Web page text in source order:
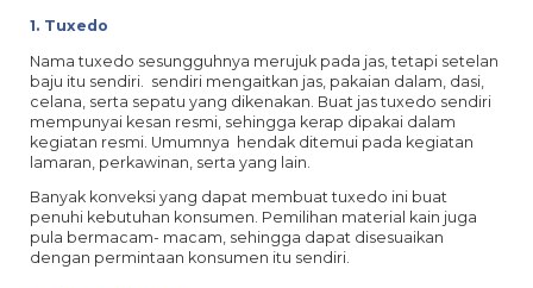
1. Tuxedo
Nama tuxedo sesungguhnya merujuk pada jas, tetapi setelan
baju itu sendiri. sendiri mengaitkan jas, pakaian dalam, dasi,
celana, serta sepatu yang dikenakan. Buat jas tuxedo sendiri
mempunyai kesan resmi, sehingga kerap dipakai dalam
kegiatan resmi. Umumnya hendak ditemui pada kegiatan
lamaran, perkawinan, serta yang lain.
Banyak konveksi yang dapat membuat tuxedo ini buat
penuhi kebutuhan konsumen. Pemilihan material kain juga
pula bermacam- macam, sehingga dapat disesuaikan
dengan permintaan konsumen itu sendiri.